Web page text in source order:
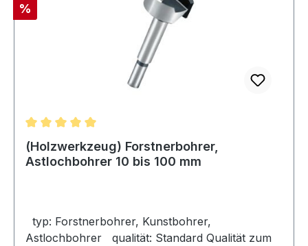
Rabatt
%
Durchschnittliche Bewertung von 5 von 5 Sternen
(Holzwerkzeug) Forstnerbohrer,
Astlochbohrer 10 bis 100 mm
Astlochbohrer qualität: Standard Qualität zum